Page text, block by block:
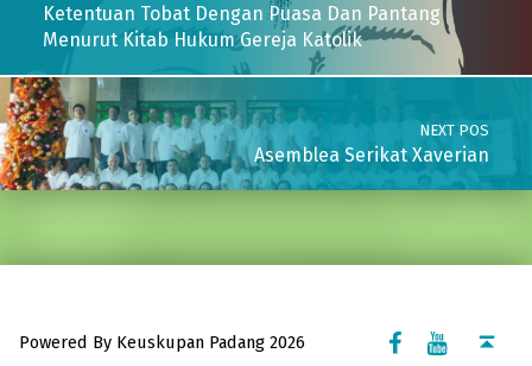
Ketentuan Tobat Dengan Puasa Dan Pantang
Menurut Kitab Hukum Gereja Katolik
NEXT POS
Asemblea Serikat Xaverian
Powered By Keuskupan Padang 2026